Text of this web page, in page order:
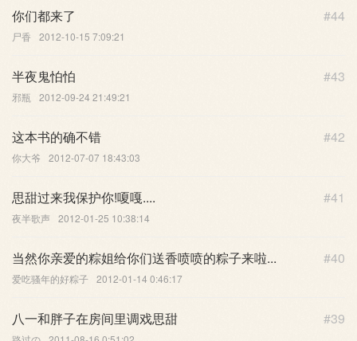
#44
你们都来了
尸香 2012-10-15 7:09:21
#43
半夜鬼怕怕
邪瓶 2012-09-24 21:49:21
#42
这本书的确不错
你大爷 2012-07-07 18:43:03
#41
思甜过来我保护你!嗄嘎....
夜半歌声 2012-01-25 10:38:14
#40
当然你亲爱的粽姐给你们送香喷喷的粽子来啦...
爱吃骚年的好粽子 2012-01-14 0:46:17
#39
八一和胖子在房间里调戏思甜